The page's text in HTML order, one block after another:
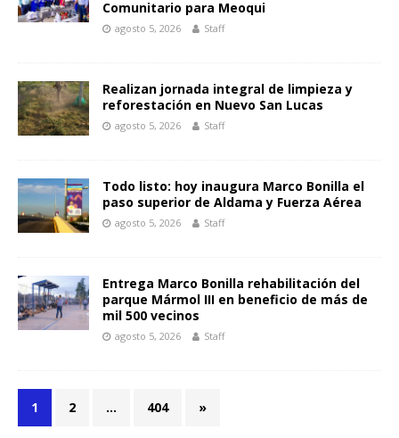
Comunitario para Meoqui
agosto 5, 2026 Staff
Realizan jornada integral de limpieza y
reforestación en Nuevo San Lucas
agosto 5, 2026 Staff
Todo listo: hoy inaugura Marco Bonilla el
paso superior de Aldama y Fuerza Aérea
agosto 5, 2026 Staff
Entrega Marco Bonilla rehabilitación del
parque Mármol III en beneficio de más de
mil 500 vecinos
agosto 5, 2026 Staff
1 2 … 404 »